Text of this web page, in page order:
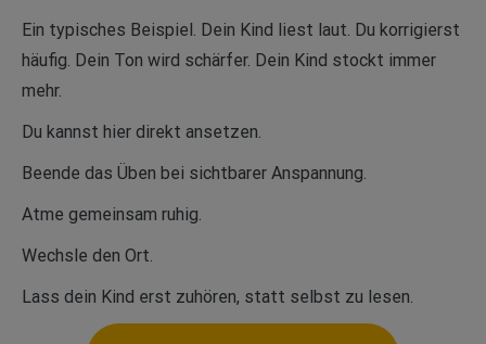
Ein typisches Beispiel. Dein Kind liest laut. Du korrigierst
häufig. Dein Ton wird schärfer. Dein Kind stockt immer
mehr.
Du kannst hier direkt ansetzen.
Beende das Üben bei sichtbarer Anspannung.
Atme gemeinsam ruhig.
Wechsle den Ort.
Lass dein Kind erst zuhören, statt selbst zu lesen.